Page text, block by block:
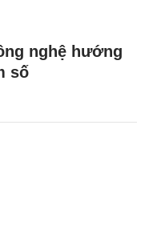
nghệ hướng
số